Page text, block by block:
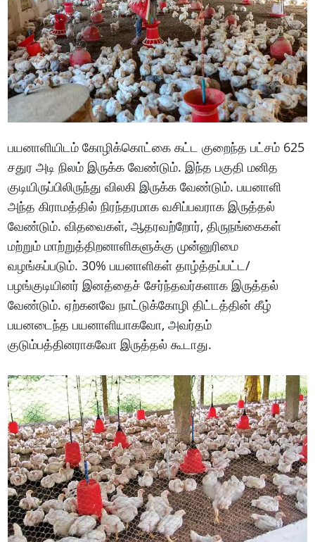
பயனாளியிடம் கோழிக்கொட்கை கட்ட குறைந்த பட்சம் 625
சதுர அடி நிலம் இருக்க வேண்டும். இந்த பகுதி மனித
குடியிருப்பிலிருந்து விலகி இருக்க வேண்டும். பயனாளி
அந்த கிராமத்தில் நிரந்தரமாக வசிப்பவராக இருத்தல்
வேண்டும். விதவைகள், ஆதரவற்றோர், திருநங்கைகள்
மற்றும் மாற்றுத்திறனாளிகளுக்கு முன்னுரிமை
வழங்கப்படும். 30% பயனாளிகள் தாழ்த்தப்பட்ட/
பழங்குடியினர் இனத்தைச் சேர்ந்தவர்களாக இருத்தல்
வேண்டும். ஏற்கனவே நாட்டுக்கோழி திட்டத்தின் கீழ்
பயனடைந்த பயனாளியாகவோ, அவர்தம்
குடும்பத்தினராகவோ இருத்தல் கூடாது.